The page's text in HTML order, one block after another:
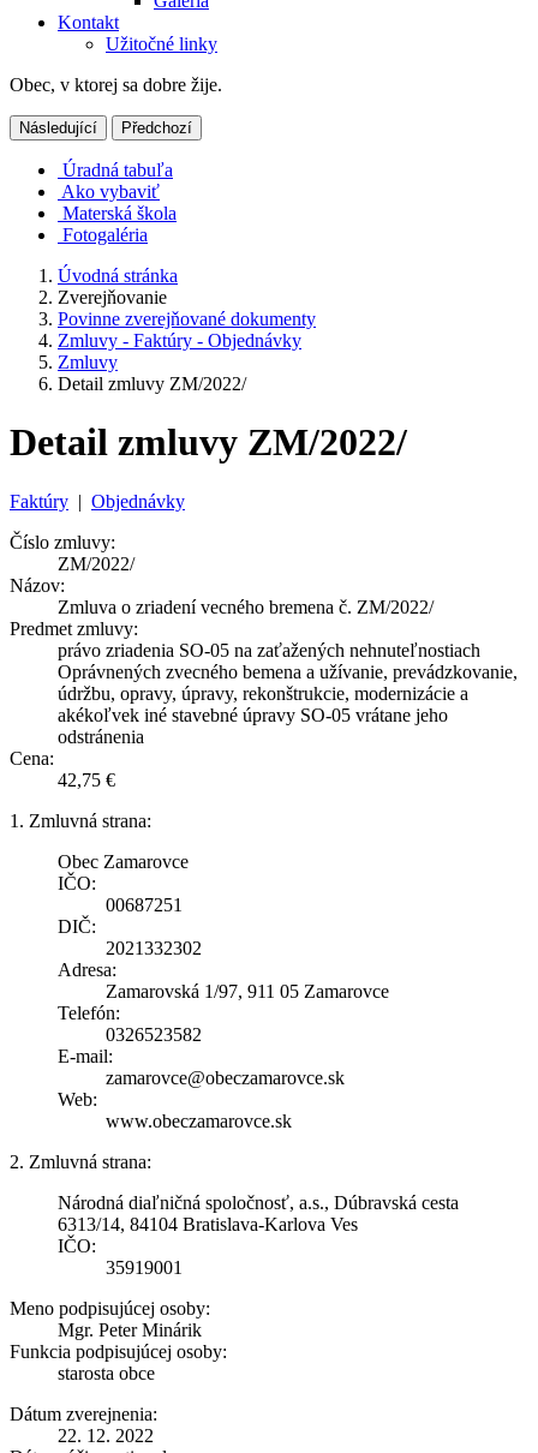
Kontakt
Užitočné linky
Obec, v ktorej sa dobre žije.
Následující Předchozí
Úradná tabuľa
Ako vybaviť
Materská škola
Fotogaléria
Úvodná stránka
Zverejňovanie
Povinne zverejňované dokumenty
Zmluvy - Faktúry - Objednávky
Zmluvy
Detail zmluvy ZM/2022/
Detail zmluvy ZM/2022/
Faktúry | Objednávky
Číslo zmluvy:
ZM/2022/
Názov:
Zmluva o zriadení vecného bremena č. ZM/2022/
Predmet zmluvy:
právo zriadenia SO-05 na zaťažených nehnuteľnostiach
Oprávnených zvecného bemena a užívanie, prevádzkovanie,
údržbu, opravy, úpravy, rekonštrukcie, modernizácie a
akékoľvek iné stavebné úpravy SO-05 vrátane jeho
odstránenia
Cena:
42,75 €
1. Zmluvná strana:
Obec Zamarovce
IČO:
00687251
DIČ:
2021332302
Adresa:
Zamarovská 1/97, 911 05 Zamarovce
Telefón:
0326523582
E-mail:
zamarovce@obeczamarovce.sk
Web:
www.obeczamarovce.sk
2. Zmluvná strana:
Národná diaľničná spoločnosť, a.s., Dúbravská cesta
6313/14, 84104 Bratislava-Karlova Ves
IČO:
35919001
Meno podpisujúcej osoby:
Mgr. Peter Minárik
Funkcia podpisujúcej osoby:
starosta obce
Dátum zverejnenia:
22. 12. 2022